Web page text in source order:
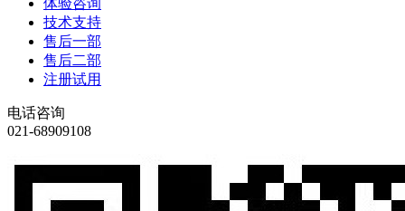
技术支持
售后一部
售后二部
注册试用
电话咨询
021-68909108